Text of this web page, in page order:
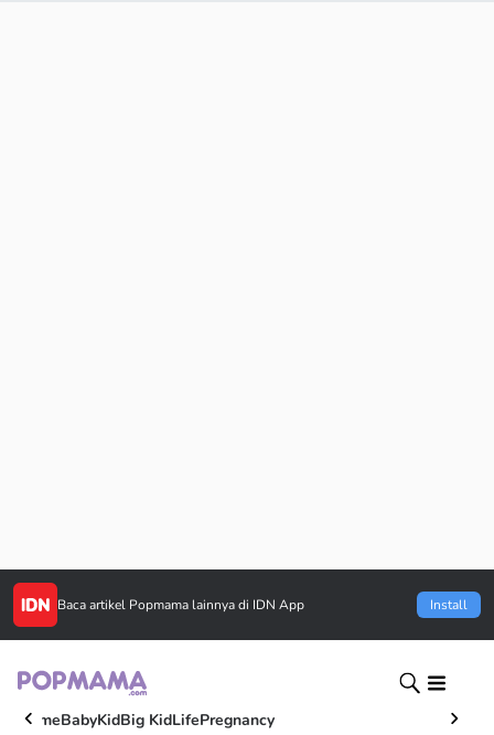
Baca artikel Popmama lainnya di IDN App Install
HomeBabyKidBig KidLifePregnancy